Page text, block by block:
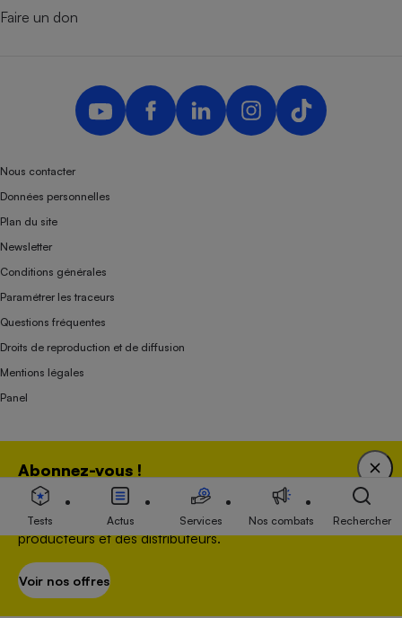
Abonnez-vous !
Bénéficiez d'une expertise unique tout en soutenant
une association 100 % indépendante de l'Etat, des
producteurs et des distributeurs.
Voir nos offres
Faire un don
Nous contacter
Données personnelles
Plan du site
Newsletter
Conditions générales
Paramétrer les traceurs
Questions fréquentes
Droits de reproduction et de diffusion
Mentions légales
Panel
Association indépendante de l’État, des syndicats, des producteurs et des
distributeurs depuis 1951.
Tests Actus Services Nos combats Rechercher